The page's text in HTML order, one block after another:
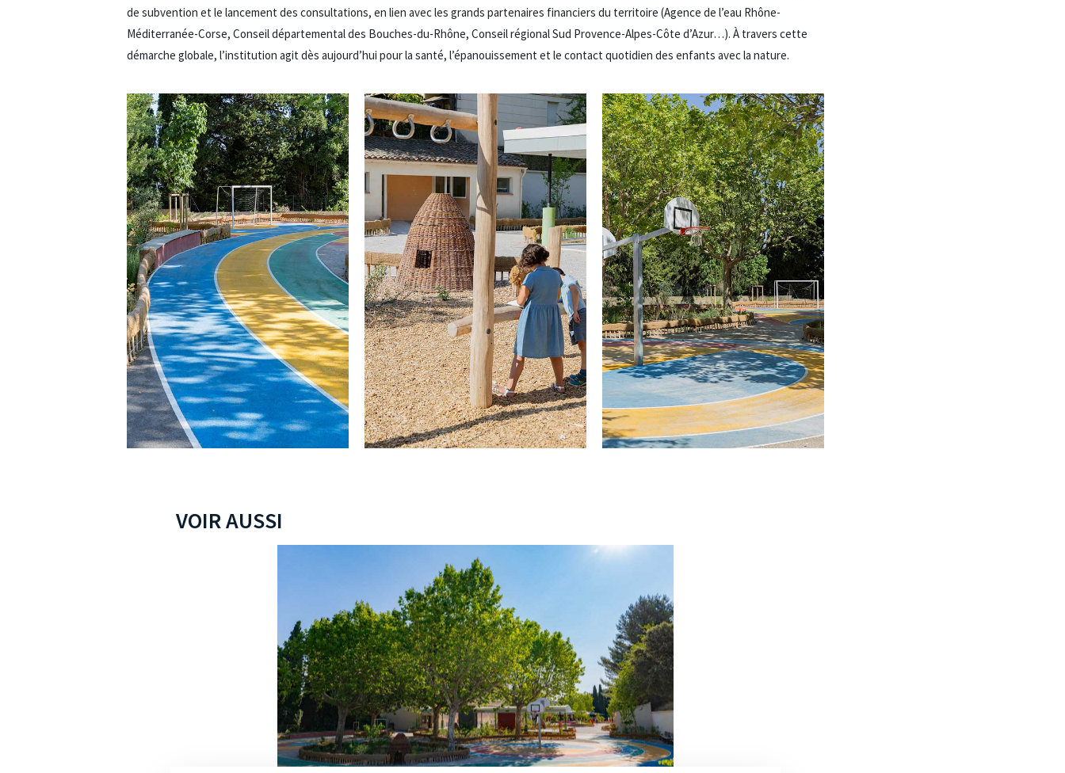
de subvention et le lancement des consultations, en lien avec les grands partenaires financiers du territoire (Agence de l’eau Rhône-
Méditerranée-Corse, Conseil départemental des Bouches-du-Rhône, Conseil régional Sud Provence-Alpes-Côte d’Azur…). À travers cette
démarche globale, l’institution agit dès aujourd’hui pour la santé, l’épanouissement et le contact quotidien des enfants avec la nature.
VOIR AUSSI